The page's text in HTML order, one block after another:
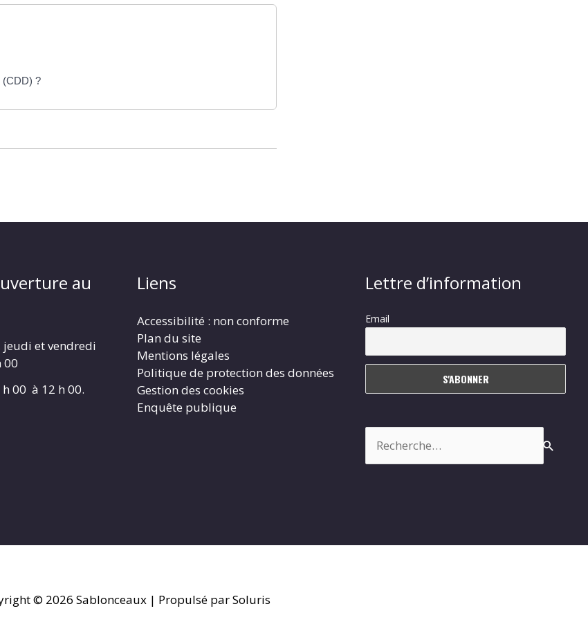
(CDD) ?
au
et vendredi
00
00 à 12 h 00.
Liens
Accessibilité : non conforme
Plan du site
Mentions légales
Politique de protection des données
Gestion des cookies
Enquête publique
Lettre d’information
Email
© 2026 Sablonceaux| Propulsé par Soluris